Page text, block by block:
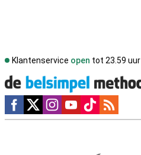
Klantenservice open tot 23.59 uur
Social media